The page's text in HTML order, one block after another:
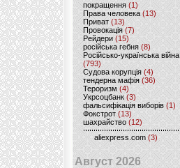
покращення (1)
Права человека(13)
Приват (13)
Провокація (7)
Рейдери (15)
російська гебня (8)
Російсько-українська війна
(793)
Судова корупція (4)
тендерна мафія (36)
Тероризм (4)
Укрсоцбанк (3)
фальсифікація виборів (1)
Фокстрот(13)
шахрайство (12)
aliexpress.com (3)
Август 2026